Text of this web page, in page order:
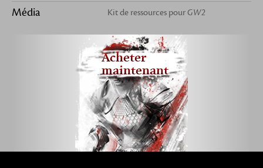
Média Kit de ressources pourGW2
Acheter
maintenant